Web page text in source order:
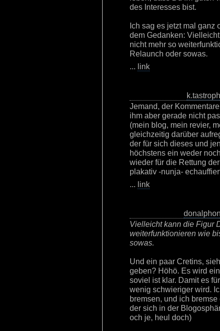
des Interesses bist.
Ich sag es jetzt mal ganz
dem Gedanken:
nicht mehr so
Relaunch oder sowas.
... link
Jemand, der
ihm aber gerade nicht
(mein blog, mein revier,
gleichzeitig darüber
der für sich dieses und
höchstens ein weder
wieder für die Rettung
plakativ -nunja-
... link
Vielleicht kann die Figur
weiterfunktionieren wie
sowas.
Und ein paar Cretins,
geben? Höhö. Es wird
soviel ist klar. Damit es
wenig schwieriger wird.
bremsen, und ich
der sich in der
och je, heul doch)